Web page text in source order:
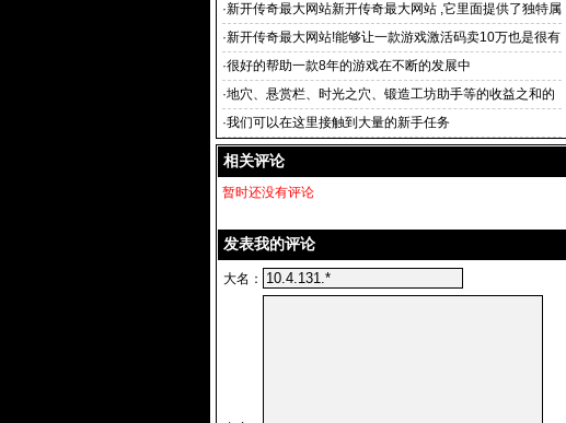
·新开传奇最大网站新开传奇最大网站 ,它里面提供了独特属
性
·新开传奇最大网站!能够让一款游戏激活码卖10万也是很有
底气的
·很好的帮助一款8年的游戏在不断的发展中
·地穴、悬赏栏、时光之穴、锻造工坊助手等的收益之和的
1
·我们可以在这里接触到大量的新手任务
相关评论
暂时还没有评论
发表我的评论
大名：